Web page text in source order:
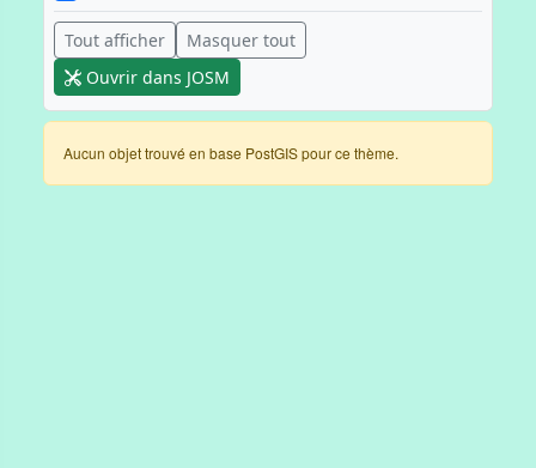
Tout afficher
Masquer tout
Ouvrir dans JOSM
Aucun objet trouvé en base PostGIS pour ce thème.